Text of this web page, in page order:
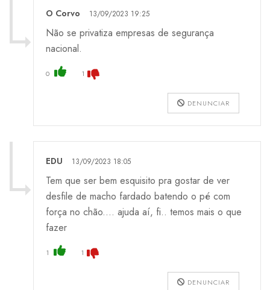
O Corvo 13/09/2023 19:25
Não se privatiza empresas de segurança
nacional.
0 1
DENUNCIAR
EDU 13/09/2023 18:05
Tem que ser bem esquisito pra gostar de ver
desfile de macho fardado batendo o pé com
força no chão.... ajuda aí, fi.. temos mais o que
fazer
1 1
DENUNCIAR